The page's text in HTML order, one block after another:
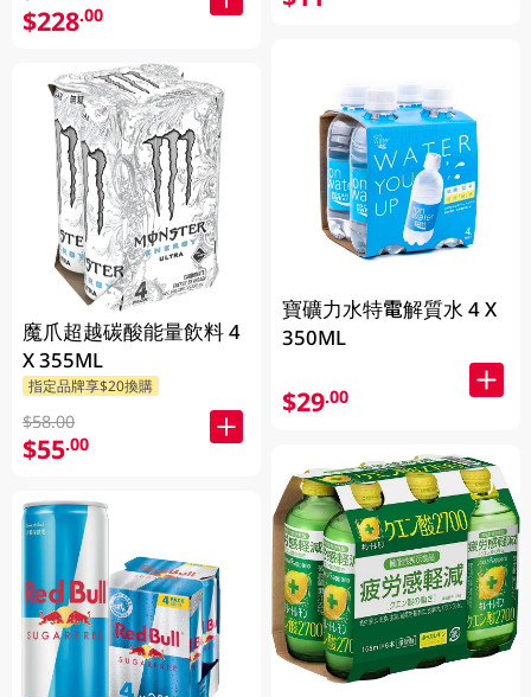
$228.00
魔爪超越碳酸能量飲料 4
X 355ML
指定品牌享$20換購
$58.00
$55.00
寶礦力水特電解質水 4 X
350ML
$29.00